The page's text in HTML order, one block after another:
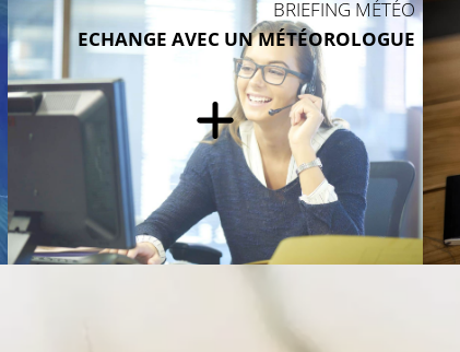
19°C
19°C
17°C
BRIEFING MÉTÉO
ECHANGE AVEC UN MÉTÉOROLOGUE